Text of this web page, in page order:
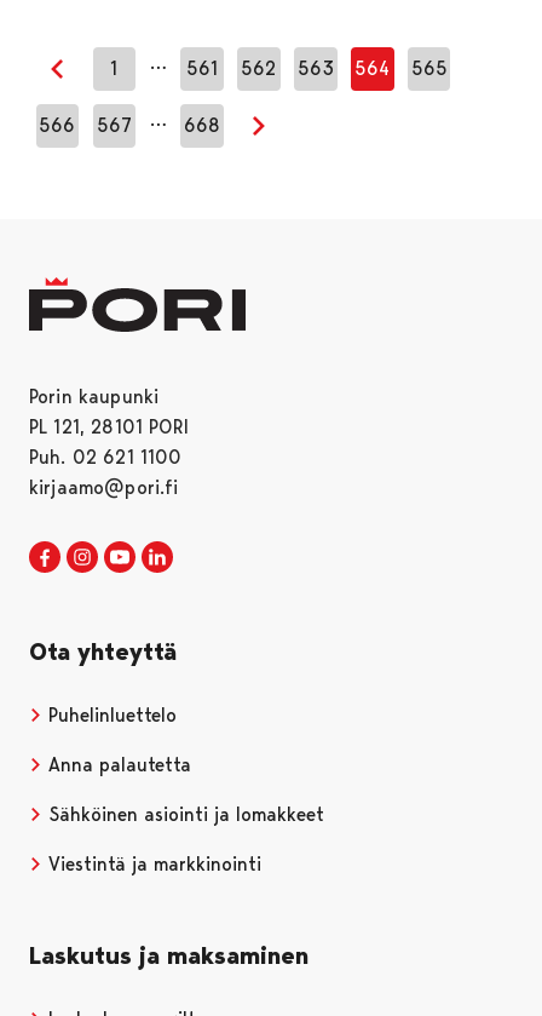
Edellinen sivu
1 … 561 562 563 564 565
566 567 … 668
Seuraava sivu
Porin kaupunki
PL 121, 28101 PORI
Puh. 02 621 1100
kirjaamo@pori.fi
Porin kaupunki Facebookissa
Avautuu uudessa välilehdessä
Porin kaupunki Instagramissa
Avautuu uudessa välilehdessä
Porin kaupunki Youtubessa
Avautuu uudessa välilehdessä
Ota yhteyttä
Puhelinluettelo
Anna palautetta
Sähköinen asiointi ja lomakkeet
Viestintä ja markkinointi
Laskutus ja maksaminen